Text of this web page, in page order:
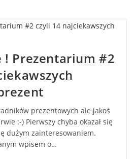
! Prezentarium #2
prezentowych ale jakoś
:-) Pierwszy chyba okazał się
dużym zainteresowaniem.
wpisem o…